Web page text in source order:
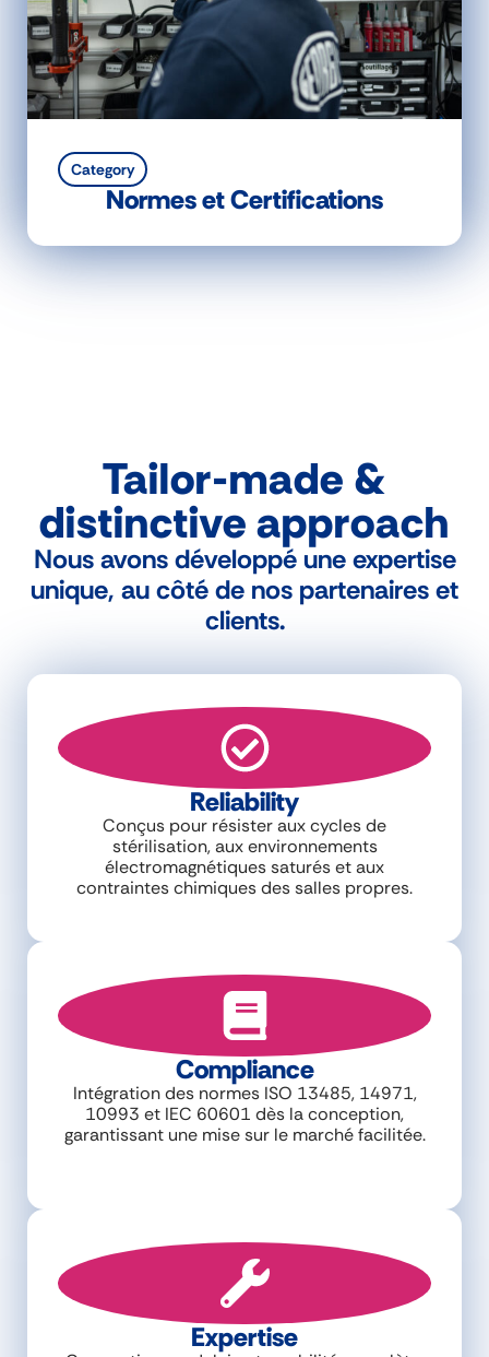
Category
Normes et Certifications
Tailor-made &
distinctive approach
Nous avons développé une expertise
unique, au côté de nos partenaires et
clients.
Reliability
Conçus pour résister aux cycles de
stérilisation, aux environnements
électromagnétiques saturés et aux
contraintes chimiques des salles propres.
Compliance
Intégration des normes ISO 13485, 14971,
10993 et IEC 60601 dès la conception,
garantissant une mise sur le marché facilitée.
Expertise